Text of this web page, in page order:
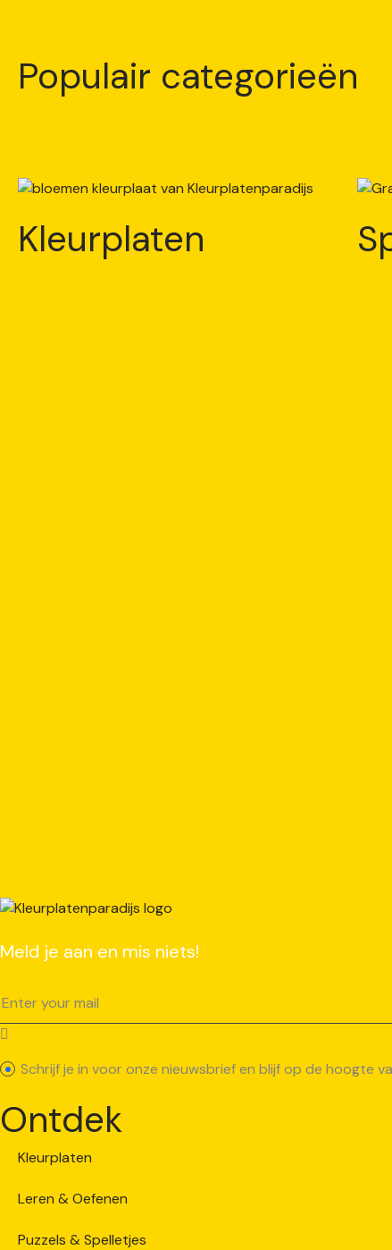
Populair categorieën
Kleurplaten
Meld je aan en mis niets!
Schrijf je in voor onze nieuwsbrief en blijf op de hoogte
Ontdek
Kleurplaten
Leren & Oefenen
Puzzels & Spelletjes